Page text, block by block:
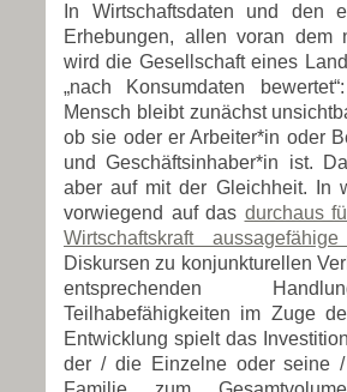
In Wirtschaftsdaten und den
Erhebungen, allen voran dem
wird die Gesellschaft eines
„nach Konsumdaten
Mensch bleibt zunächst
ob sie oder er Arbeiter*in oder
und Geschäftsinhaber*in ist.
aber auf mit der Gleichheit. In
vorwiegend auf das durchaus
Wirtschaftskraft
Diskursen zu konjunkturellen
entsprechenden
Teilhabefähigkeiten im Zuge
Entwicklung spielt das
der / die Einzelne oder seine